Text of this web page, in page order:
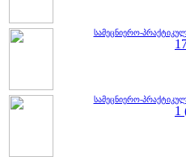
სამეცნიერო-
სამეცნიერო-
1